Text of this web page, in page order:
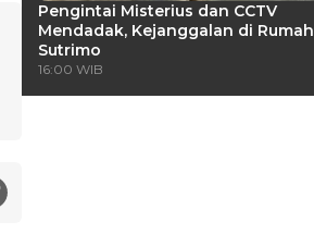
Pengintai Misterius dan CCTV
Mendadak, Kejanggalan di Rumah
Sutrimo
16:00 WIB